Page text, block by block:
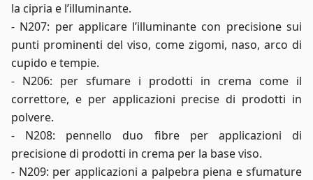
la cipria e l’illuminante.
- N207: per applicare l’illuminante con precisione sui
punti prominenti del viso, come zigomi, naso, arco di
cupido e tempie.
- N206: per sfumare i prodotti in crema come il
correttore, e per applicazioni precise di prodotti in
polvere.
- N208: pennello duo fibre per applicazioni di
precisione di prodotti in crema per la base viso.
- N209: per applicazioni a palpebra piena e sfumature